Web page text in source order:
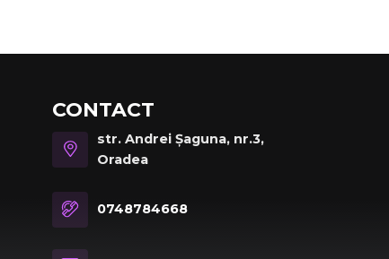
CONTACT
str. Andrei Șaguna, nr.3,
Oradea
0748784668